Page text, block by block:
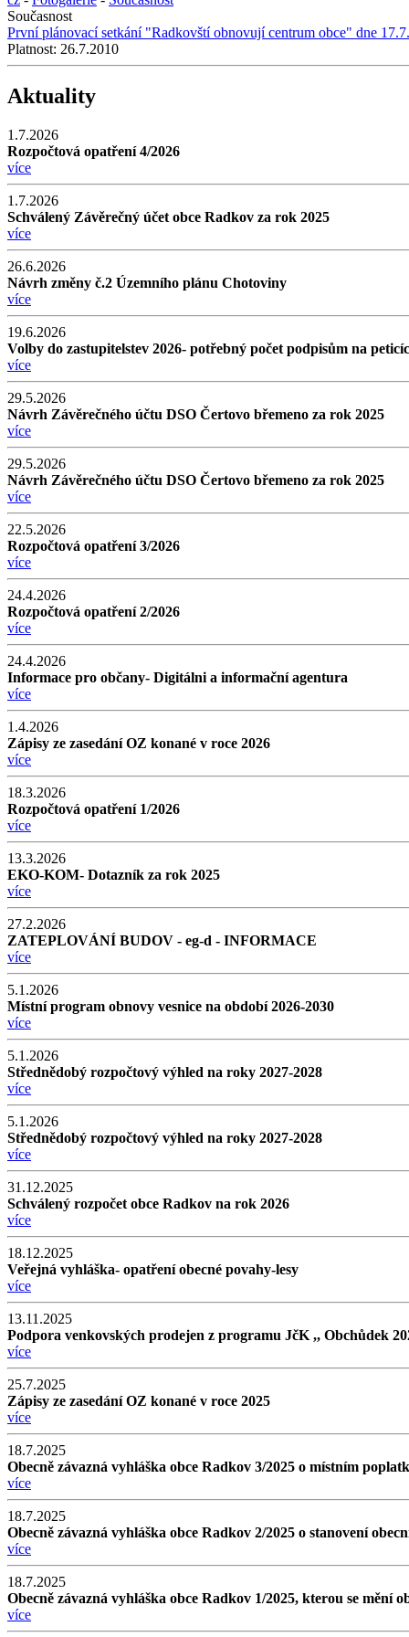
Současnost
První plánovací setkání "Radkovští obnovují centrum obce" dne
Platnost: 26.7.2010
Aktuality
1.7.2026
Rozpočtová opatření 4/2026
více
1.7.2026
Schválený Závěrečný účet obce Radkov za rok 2025
více
26.6.2026
Návrh změny č.2 Územního plánu Chotoviny
více
19.6.2026
Volby do zastupitelstev 2026- potřebný počet podpisům na
více
29.5.2026
Návrh Závěrečného účtu DSO Čertovo břemeno za rok 2025
více
29.5.2026
Návrh Závěrečného účtu DSO Čertovo břemeno za rok 2025
více
22.5.2026
Rozpočtová opatření 3/2026
více
24.4.2026
Rozpočtová opatření 2/2026
více
24.4.2026
Informace pro občany- Digitálni a informační agentura
více
1.4.2026
Zápisy ze zasedání OZ konané v roce 2026
více
18.3.2026
Rozpočtová opatření 1/2026
více
13.3.2026
EKO-KOM- Dotazník za rok 2025
více
27.2.2026
ZATEPLOVÁNÍ BUDOV - eg-d - INFORMACE
více
5.1.2026
Místní program obnovy vesnice na období 2026-2030
více
5.1.2026
Střednědobý rozpočtový výhled na roky 2027-2028
více
5.1.2026
Střednědobý rozpočtový výhled na roky 2027-2028
více
31.12.2025
Schválený rozpočet obce Radkov na rok 2026
více
18.12.2025
Veřejná vyhláška- opatření obecné povahy-lesy
více
13.11.2025
Podpora venkovských prodejen z programu JčK ,, Obchůdek
více
25.7.2025
Zápisy ze zasedání OZ konané v roce 2025
více
18.7.2025
Obecně závazná vyhláška obce Radkov 3/2025 o místním
více
18.7.2025
Obecně závazná vyhláška obce Radkov 2/2025 o stanovení
více
18.7.2025
Obecně závazná vyhláška obce Radkov 1/2025, kterou se mění
více